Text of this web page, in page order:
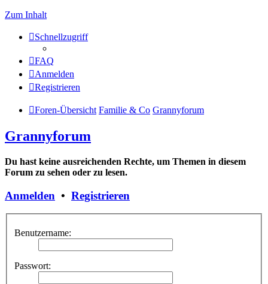
Zum Inhalt
Schnellzugriff
FAQ
Anmelden
Registrieren
Foren-Übersicht Familie & Co Grannyforum
Grannyforum
Du hast keine ausreichenden Rechte, um Themen in diesem
Forum zu sehen oder zu lesen.
Anmelden • Registrieren
Benutzername:
Passwort: